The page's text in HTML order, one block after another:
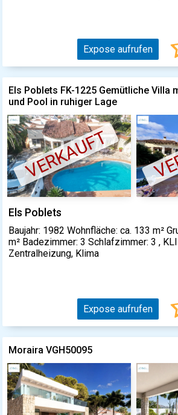
Expose aufrufen
Els Poblets FK-1225 Gemütliche Villa
und Pool in ruhiger Lage
VERKAUFT
Els Poblets
Baujahr: 1982 Wohnfläche: ca. 133 m²
m² Badezimmer: 3 Schlafzimmer: 3 ,
Zentralheizung, Klima
Expose aufrufen
Moraira VGH50095